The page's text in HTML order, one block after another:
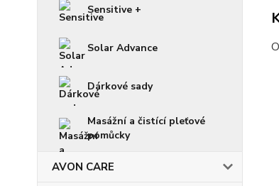
Sensitive +
Solar Advance
Dárkové sady
Masážní a čistící pleťové
pomůcky
AVON CARE